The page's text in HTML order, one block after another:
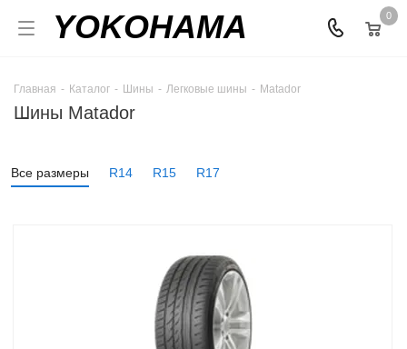
YOKOHAMA 0
Главная - Каталог - Шины - Легковые шины - Matador
Шины Matador
Все размеры R14 R15 R17